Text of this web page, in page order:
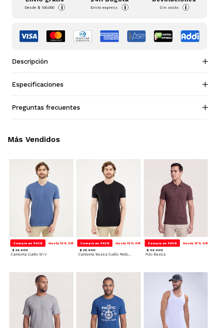
Desde$ 100.000 i Envío express i Sin costo i
Descripción
Especificaciones
Preguntas frecuentes
Compra en PACK Hasta 15% Off
$ 29.900
Camiseta Cuello En V
Compra en PACK Hasta 15% Off
$ 29.900
Camiseta Basica Cuello Redondo
Compra en PACK Hasta 15% Off
$ 49.900
Polo Basica
Más Vendidos